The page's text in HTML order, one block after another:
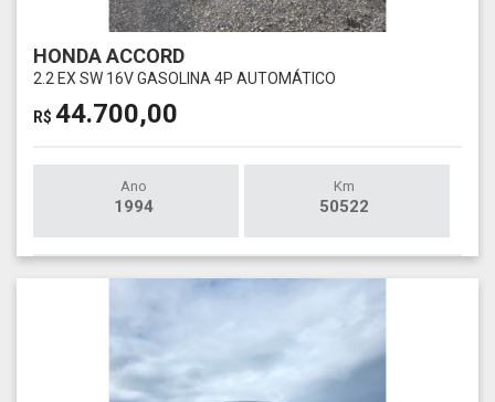
HONDA ACCORD
2.2 EX SW 16V GASOLINA 4P AUTOMÁTICO
R$ 44.700,00
Ano
1994
Km
50522